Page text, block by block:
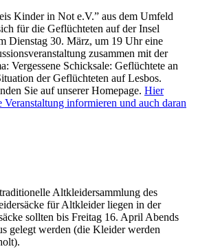
Kinder in Not e.V.” aus dem Umfeld
für die Geflüchteten auf der Insel
Dienstag 30. März, um 19 Uhr eine
zusammen mit der
Vergessene Schicksale: Geflüchtete an
der Geflüchteten auf Lesbos.
Sie auf unserer Homepage. Hier
Veranstaltung informieren und auch daran
Altkleidersammlung des
für Altkleider liegen in der
sollten bis Freitag 16. April Abends
gelegt werden (die Kleider werden